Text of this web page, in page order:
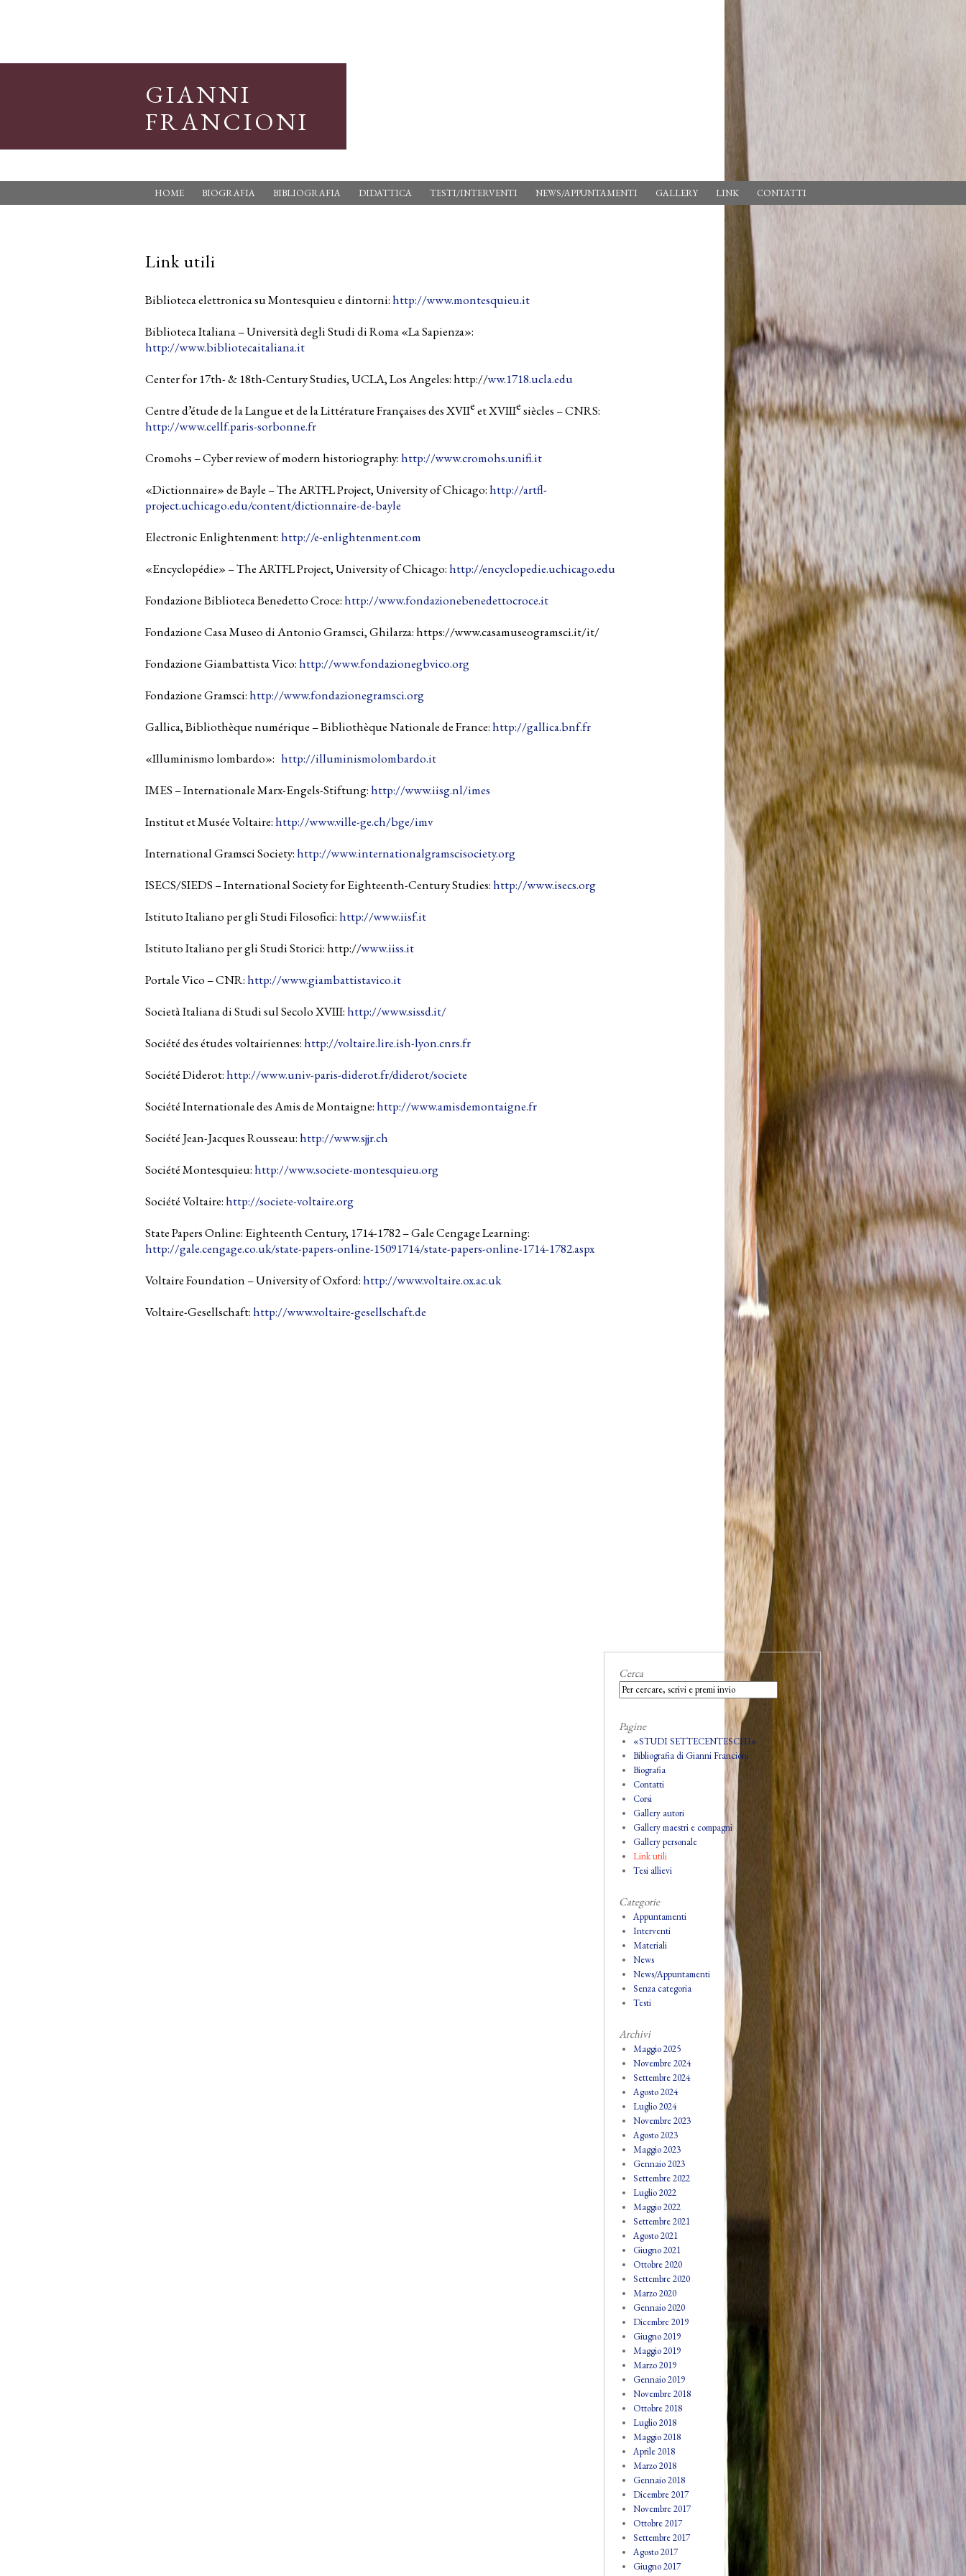
GIANNI
FRANCIONI
HOME BIOGRAFIA BIBLIOGRAFIA DIDATTICA TESTI/INTERVENTI NEWS/APPUNTAMENTI GALLERY LINK CONTATTI
Link utili
Biblioteca elettronica su Montesquieu e dintorni:http://www.montesquieu.it
Biblioteca Italiana – Università degli Studi di Roma «La Sapienza»:
http://www.bibliotecaitaliana.it
Center for 17th- & 18th-Century Studies, UCLA, Los Angeles: http://ww.1718.ucla.edu
Centre d’étude de la Langue et de la Littérature Françaises des XVIIeet XVIIIesiècles – CNRS:
http://www.cellf.paris-sorbonne.fr
Cromohs – Cyber review of modern historiography:http://www.cromohs.unifi.it
«Dictionnaire» de Bayle – The ARTFL Project, University of Chicago:http://artfl-
project.uchicago.edu/content/dictionnaire-de-bayle
Electronic Enlightenment:http://e-enlightenment.com
«Encyclopédie» – The ARTFL Project, University of Chicago:http://encyclopedie.uchicago.edu
Fondazione Biblioteca Benedetto Croce:http://www.fondazionebenedettocroce.it
Fondazione Casa Museo di Antonio Gramsci, Ghilarza: https://www.casamuseogramsci.it/it/
Fondazione Giambattista Vico:http://www.fondazionegbvico.org
Fondazione Gramsci:http://www.fondazionegramsci.org
Gallica, Bibliothèque numérique – Bibliothèque Nationale de France:http://gallica.bnf.fr
«Illuminismo lombardo»: http://illuminismolombardo.it
IMES – Internationale Marx-Engels-Stiftung:http://www.iisg.nl/imes
Institut et Musée Voltaire:http://www.ville-ge.ch/bge/imv
International Gramsci Society:http://www.internationalgramscisociety.org
ISECS/SIEDS – International Society for Eighteenth-Century Studies:http://www.isecs.org
Istituto Italiano per gli Studi Filosofici:http://www.iisf.it
Istituto Italiano per gli Studi Storici: http://www.iiss.it
Portale Vico – CNR:http://www.giambattistavico.it
Società Italiana di Studi sul Secolo XVIII:http://www.sissd.it/
Société des études voltairiennes:http://voltaire.lire.ish-lyon.cnrs.fr
Société Diderot:http://www.univ-paris-diderot.fr/diderot/societe
Société Internationale des Amis de Montaigne:http://www.amisdemontaigne.fr
Société Jean-Jacques Rousseau:http://www.sjjr.ch
Société Montesquieu:http://www.societe-montesquieu.org
Société Voltaire:http://societe-voltaire.org
State Papers Online: Eighteenth Century, 1714-1782 – Gale Cengage Learning:
http://gale.cengage.co.uk/state-papers-online-15091714/state-papers-online-1714-1782.aspx
Voltaire Foundation – University of Oxford:http://www.voltaire.ox.ac.uk
Voltaire-Gesellschaft:http://www.voltaire-gesellschaft.de
Cerca
Pagine
«STUDI SETTECENTESCHI»
Bibliografia di Gianni Francioni
Biografia
Contatti
Corsi
Gallery autori
Gallery maestri e compagni
Gallery personale
Link utili
Tesi allievi
Categorie
Appuntamenti
Interventi
Materiali
News
News/Appuntamenti
Senza categoria
Testi
Archivi
Maggio 2025
Novembre 2024
Settembre 2024
Agosto 2024
Luglio 2024
Novembre 2023
Agosto 2023
Maggio 2023
Gennaio 2023
Settembre 2022
Luglio 2022
Maggio 2022
Settembre 2021
Agosto 2021
Giugno 2021
Ottobre 2020
Settembre 2020
Marzo 2020
Gennaio 2020
Dicembre 2019
Giugno 2019
Maggio 2019
Marzo 2019
Gennaio 2019
Novembre 2018
Ottobre 2018
Luglio 2018
Maggio 2018
Aprile 2018
Marzo 2018
Gennaio 2018
Dicembre 2017
Novembre 2017
Ottobre 2017
Settembre 2017
Agosto 2017
Giugno 2017